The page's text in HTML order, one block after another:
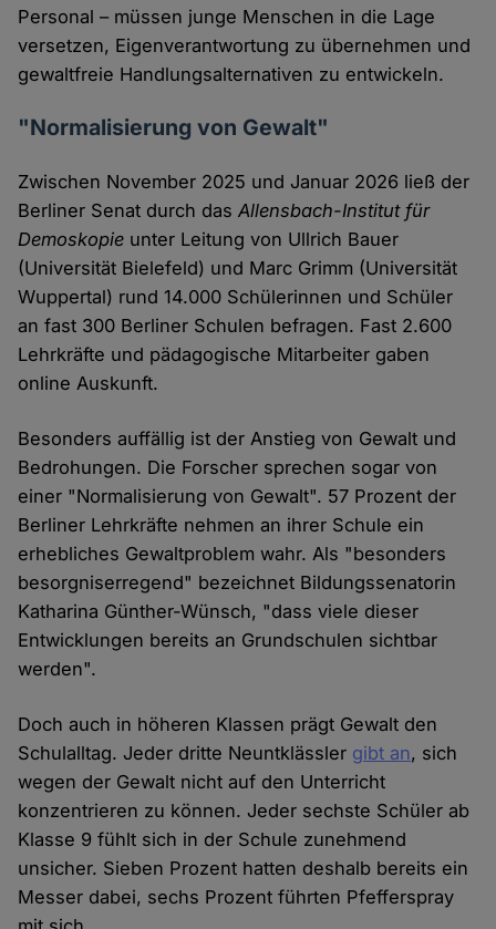
Personal – müssen junge Menschen in die Lage
versetzen, Eigenverantwortung zu übernehmen und
gewaltfreie Handlungsalternativen zu entwickeln.
"Normalisierung von Gewalt"
Zwischen November 2025 und Januar 2026 ließ der
Berliner Senat durch dasAllensbach-Institut für
Demoskopie unter Leitung von Ullrich Bauer
(Universität Bielefeld) und Marc Grimm (Universität
Wuppertal) rund 14.000 Schülerinnen und Schüler
an fast 300 Berliner Schulen befragen. Fast 2.600
Lehrkräfte und pädagogische Mitarbeiter gaben
online Auskunft.
Besonders auffällig ist der Anstieg von Gewalt und
Bedrohungen. Die Forscher sprechen sogar von
einer "Normalisierung von Gewalt". 57 Prozent der
Berliner Lehrkräfte nehmen an ihrer Schule ein
erhebliches Gewaltproblem wahr. Als "besonders
besorgniserregend" bezeichnet Bildungssenatorin
Katharina Günther-Wünsch, "dass viele dieser
Entwicklungen bereits an Grundschulen sichtbar
werden".
Doch auch in höheren Klassen prägt Gewalt den
Schulalltag. Jeder dritte Neuntklässler gibt an, sich
wegen der Gewalt nicht auf den Unterricht
konzentrieren zu können. Jeder sechste Schüler ab
Klasse 9 fühlt sich in der Schule zunehmend
unsicher. Sieben Prozent hatten deshalb bereits ein
Messer dabei, sechs Prozent führten Pfefferspray